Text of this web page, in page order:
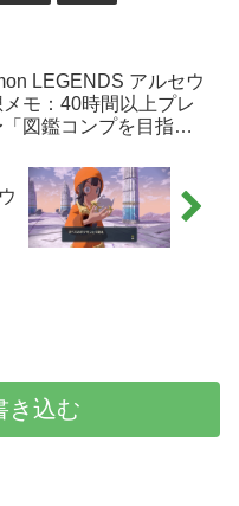
LEGENDS アルセウ
モ：40時間以上プレ
図鑑コンプを目指す
き込む